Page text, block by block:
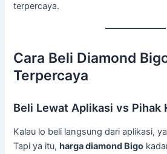
terpercaya.
Cara Beli Diamond
Terpercaya
Beli Lewat Aplikasi vs Pihak
Kalau lo beli langsung dari aplikasi,
Tapi ya itu,harga diamond Bigo